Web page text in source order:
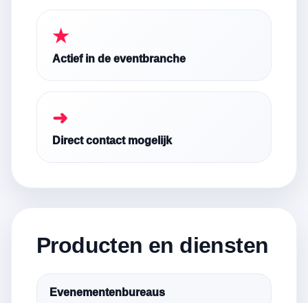
★
Actief in de eventbranche
➜
Direct contact mogelijk
Producten en diensten
Evenementenbureaus